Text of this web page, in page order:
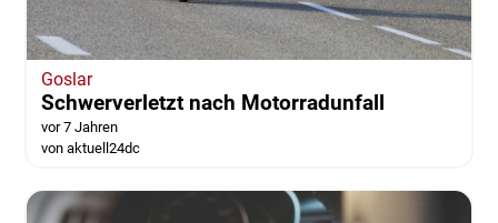
Goslar
Schwerverletzt nach Motorradunfall
vor 7 Jahren
von aktuell24dc